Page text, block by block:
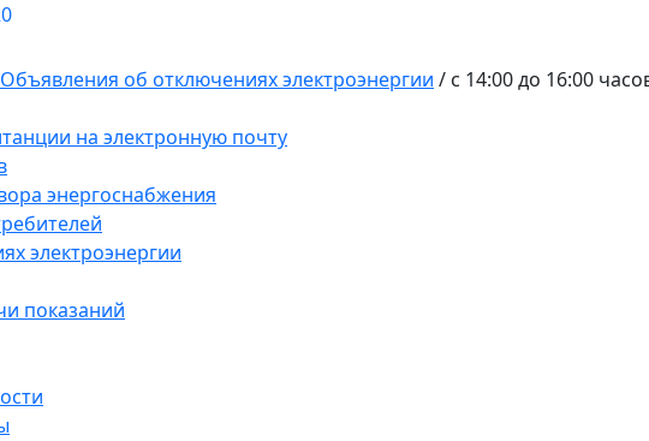
Объявления об отключениях электроэнергии / с 14:00 до 16:00
на электронную почту
энергоснабжения
электроэнергии
показаний